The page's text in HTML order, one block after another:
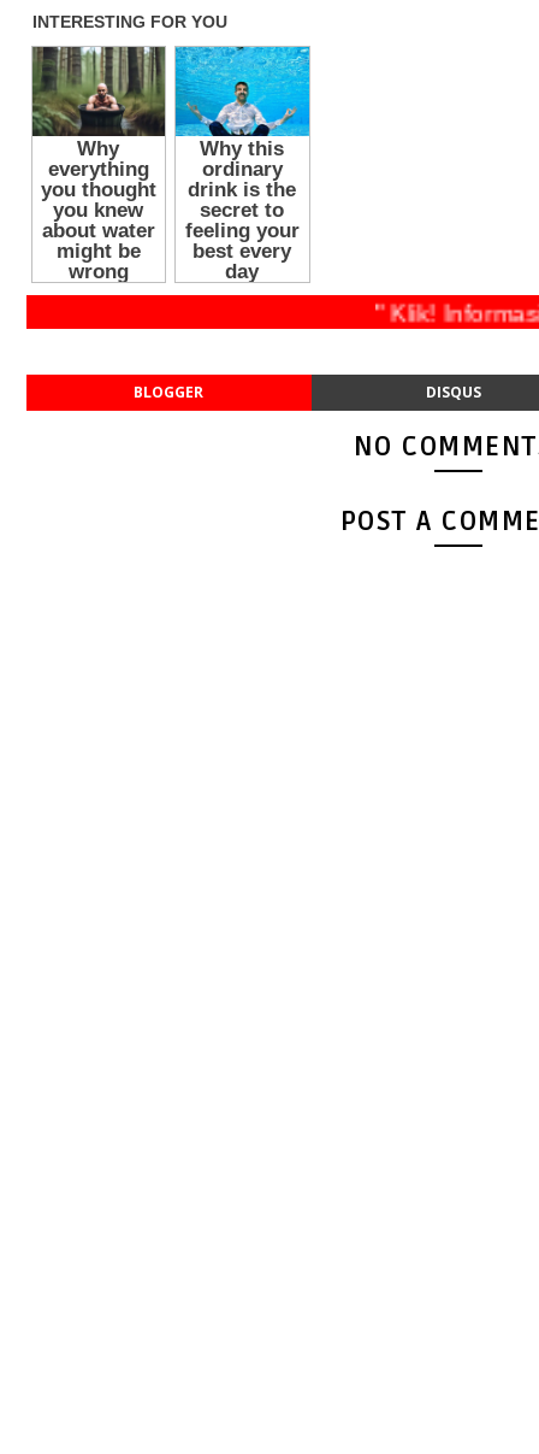
" Klik!
BLOGGER DISQUS
NO
POST A